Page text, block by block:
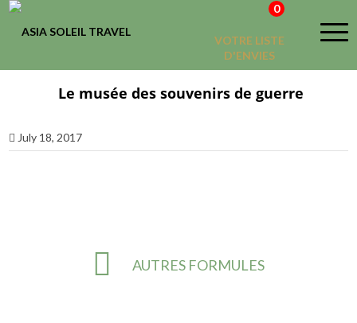
VOTRE LISTE
D'ENVIES
0
Le musée des souvenirs de guerre
July 18, 2017
AUTRES FORMULES